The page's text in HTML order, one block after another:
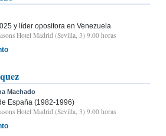
y líder opositora en Venezuela
Hotel Madrid (Sevilla, 3) 9.00 horas
Machado
España (1982-1996)
Hotel Madrid (Sevilla, 3) 9.00 horas